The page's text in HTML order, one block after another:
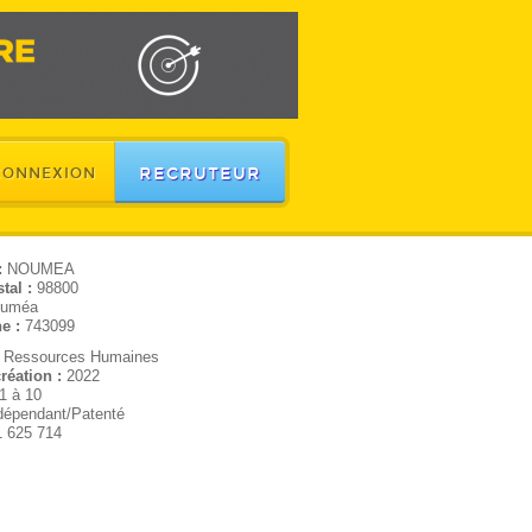
RECRUTEUR
NOUMEA
: 98800
: 743099
Ressources Humaines
: 2022
à 10
Patenté
625 714